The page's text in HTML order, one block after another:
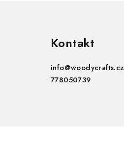
Kontakt
info@woodycrafts.cz
778050739